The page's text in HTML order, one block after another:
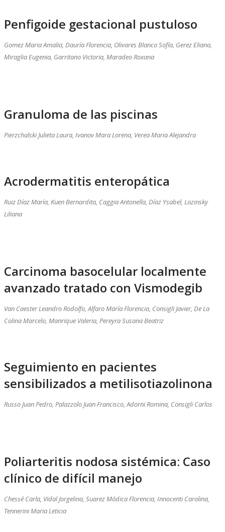
Penfigoide gestacional pustuloso
Gomez Maria Amalia, Dauría Florencia, Olivares Blanco Sofía, Gerez Eliana,
Miraglia Eugenia, Garritano Victoria, Maradeo Roxana
Granuloma de las piscinas
Pierzchalski Julieta Laura, Ivanov Mara Lorena, Verea Maria Alejandra
Acrodermatitis enteropática
Ruiz Díaz María, Kuen Bernardita, Caggia Antonella, Díaz Ysabel, Lozinsky
Liliana
Carcinoma basocelular localmente
avanzado tratado con Vismodegib
Van Caester Leandro Rodolfo, Alfaro María Florencia, Consigli Javier, De La
Colina Marcelo, Manrique Valeria, Pereyra Susana Beatriz
Seguimiento en pacientes
sensibilizados a metilisotiazolinona
Russo Juan Pedro, Palazzolo Juan Francisco, Adorni Romina, Consigli Carlos
Poliarteritis nodosa sistémica: Caso
clínico de difícil manejo
Chessé Carla, Vidal Jorgelina, Suarez Módica Florencia, Innocenti Carolina,
Tennerini Maria Leticia